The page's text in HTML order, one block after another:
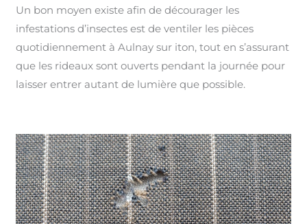
Un bon moyen existe afin de décourager les
infestations d’insectes est de ventiler les pièces
quotidiennement à Aulnay sur iton, tout en s’assurant
que les rideaux sont ouverts pendant la journée pour
laisser entrer autant de lumière que possible.